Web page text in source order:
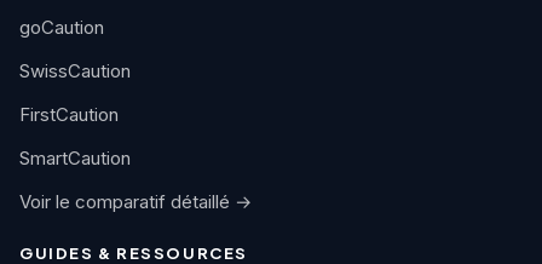
goCaution
SwissCaution
FirstCaution
SmartCaution
Voir le comparatif détaillé →
GUIDES & RESSOURCES